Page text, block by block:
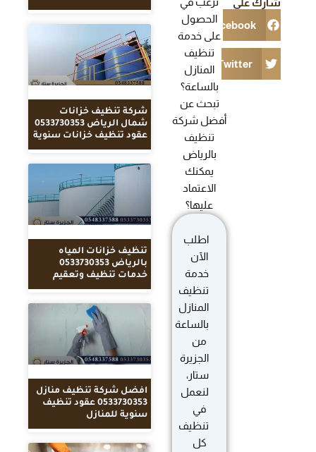
شارك على
Facebook
Twitter
الحصول
على خدمة
تنظيف
المنازل
بالساعة؟
تبحث عن
أفضل شركة
تنظيف
بالرياض
يمكنك
الاعتماد
عليها؟
اطلب
الآن
خدمة
تنظيف
المنازل
بالساعة
من
الجزيرة
ستار،
لنعمل
في
تنظيف
كل
شركة تنظيف خزانات
شمال الرياض 0533730353
عقود تنظيف خزانات سنوية
تنظيف خزانات المياه
بالرياض 0533730353
خدمات تنظيف وتعقيم
افضل شركة تنظيف منازل
0533730353 عقود تنظيف
سنوية للمنازل